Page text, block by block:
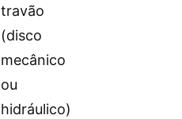
travão
(disco
mecânico
ou
hidráulico)